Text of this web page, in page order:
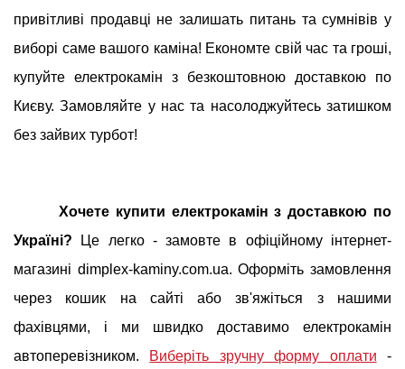
привітливі продавці не залишать питань та сумнівів у
виборі саме вашого каміна! Економте свій час та гроші,
купуйте електрокамін з безкоштовною доставкою по
Києву. Замовляйте у нас та насолоджуйтесь затишком
без зайвих турбот!
Хочете купити електрокамін з доставкою по
Україні? Це легко - замовте в офіційному інтернет-
магазині dimplex-kaminy.com.ua. Оформіть замовлення
через кошик на сайті або зв'яжіться з нашими
фахівцями, і ми швидко доставимо електрокамін
автоперевізником. Виберіть зручну форму оплати -